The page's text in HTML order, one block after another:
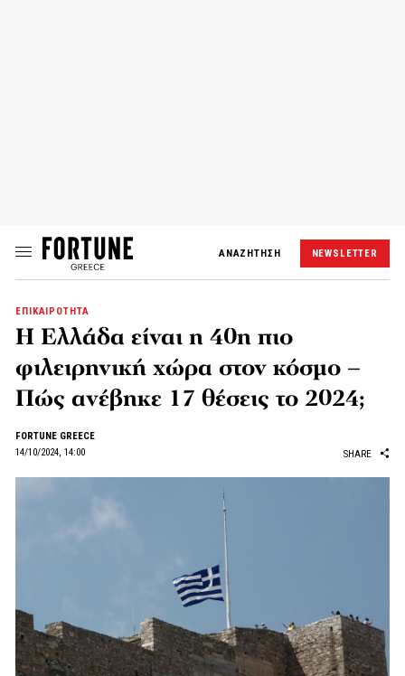
ΑΝΑΖΗΤΗΣΗ NEWSLETTER
ΕΠΙΚΑΙΡΟΤΗΤΑ
Η Ελλάδα είναι η 40η πιο
φιλειρηνική χώρα στον κόσμο –
Πώς ανέβηκε 17 θέσεις το 2024;
FORTUNE GREECE
14/10/2024, 14:00
SHARE